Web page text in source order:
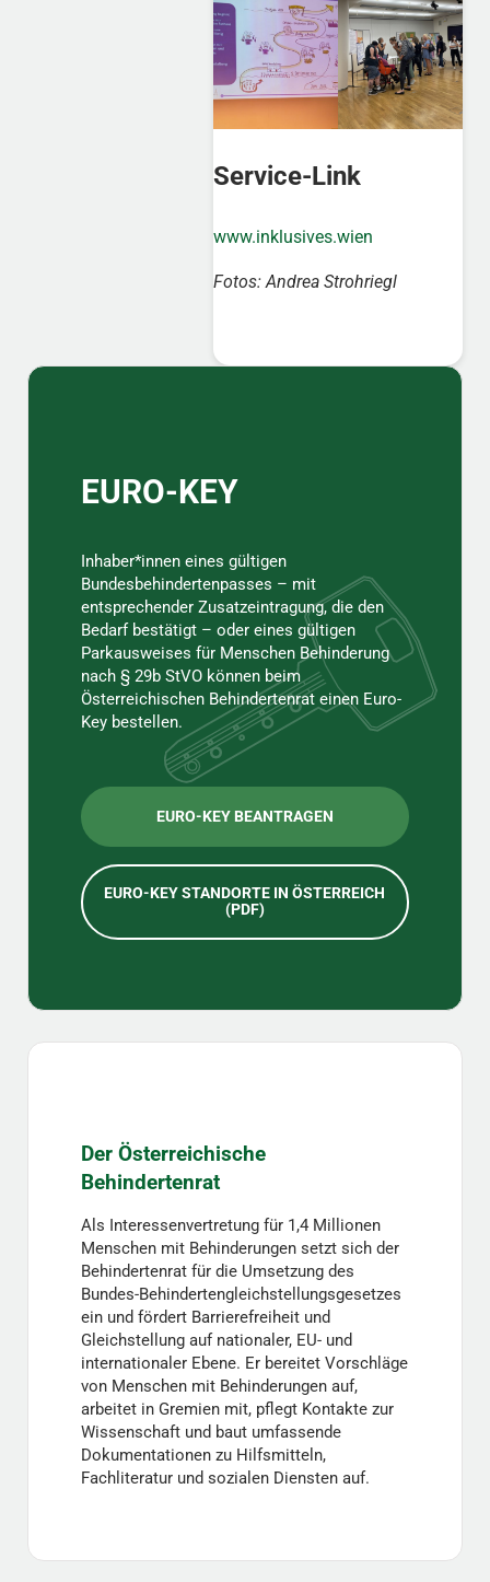
Service-Link
www.inklusives.wien
Fotos: Andrea Strohriegl
Sidebar
EURO-KEY
Inhaber*innen eines gültigen
Bundesbehindertenpasses – mit
entsprechender Zusatzeintragung, die den
Bedarf bestätigt – oder eines gültigen
Parkausweises für Menschen Behinderung
nach § 29b StVO können beim
Österreichischen Behindertenrat einen Euro-
Key bestellen.
EURO-KEY BEANTRAGEN
EURO-KEY STANDORTE IN ÖSTERREICH
(PDF)
Der Österreichische
Behindertenrat
Als Interessenvertretung für 1,4 Millionen
Menschen mit Behinderungen setzt sich der
Behindertenrat für die Umsetzung des
Bundes-Behindertengleichstellungsgesetzes
ein und fördert Barrierefreiheit und
Gleichstellung auf nationaler, EU- und
internationaler Ebene. Er bereitet Vorschläge
von Menschen mit Behinderungen auf,
arbeitet in Gremien mit, pflegt Kontakte zur
Wissenschaft und baut umfassende
Dokumentationen zu Hilfsmitteln,
Fachliteratur und sozialen Diensten auf.